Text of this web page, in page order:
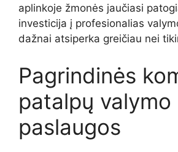
aplinkoje žmonės jaučiasi
investicija į profesionalias
dažnai atsiperka greičiau nei
Pagrindinės
patalpų valymo
paslaugos